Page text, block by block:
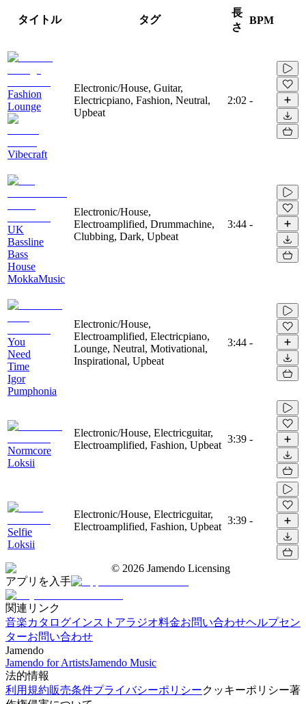
タイトル タグ
長
さ
BPM
Fashion
Lounge
Vibecraft
Electronic/House, Guitar,
Electricpiano, Fashion, Neutral,
Upbeat
2:02 -
UK
Bassline
Bass
House
MokkaMusic
Electronic/House,
Electroamplified, Drummachine,
Clubbing, Dark, Upbeat
3:44 -
You
Need
Time
Igor
Pumphonia
Electronic/House,
Electroamplified, Electricpiano,
Lounge, Neutral, Motivational,
Inspirational, Upbeat
3:44 -
Normcore
Loksii
Electronic/House, Electricguitar,
Electroamplified, Fashion, Upbeat
3:39 -
Selfie
Loksii
Electronic/House, Electricguitar,
Electroamplified, Fashion, Upbeat
3:39 -
© 2026 Jamendo Licensing
アプリを入手
関連リンク
音楽カタログインストアラジオ料金お問い合わせヘルプセン
ターお問い合わせ
Jamendo
Jamendo for ArtistsJamendo Music
法的情報
利用規約販売条件プライバシーポリシークッキーポリシー著